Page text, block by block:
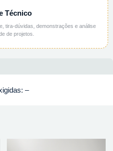
Técnico
tira-dúvidas, demonstrações e análise
de projetos.
–